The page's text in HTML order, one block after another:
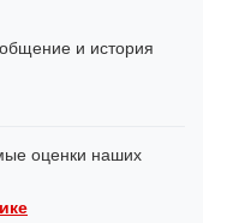
и история
оценки наших